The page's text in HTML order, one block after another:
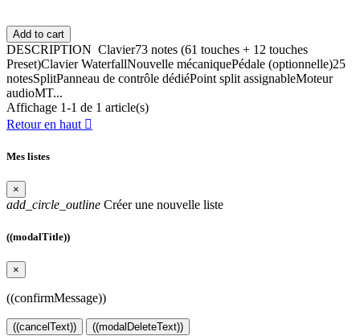
Add to cart
DESCRIPTION Clavier73 notes (61 touches + 12 touches
Preset)Clavier WaterfallNouvelle mécaniquePédale (optionnelle)25
notesSplitPanneau de contrôle dédiéPoint split assignableMoteur
audioMT...
Affichage 1-1 de 1 article(s)
Retour en haut 
Mes listes
×
add_circle_outline Créer une nouvelle liste
((modalTitle))
×
((confirmMessage))
((cancelText)) ((modalDeleteText))